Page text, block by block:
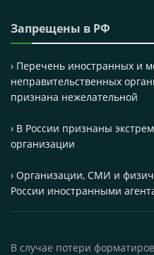
Запрещены в РФ
› Перечень иностранных и
неправительственных
признана нежелательной
› В России признаны
организации
› Организации, СМИ и
России иностранными
В случае потери